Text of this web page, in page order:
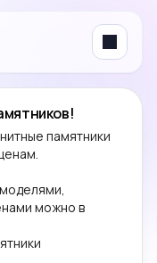
Menu
памятники
можно в